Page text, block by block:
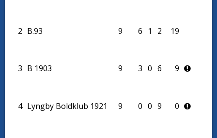
2 B.93 9 6 1 2 19
3 B 1903 9 3 0 6 9
4 Lyngby Boldklub 1921 9 0 0 9 0